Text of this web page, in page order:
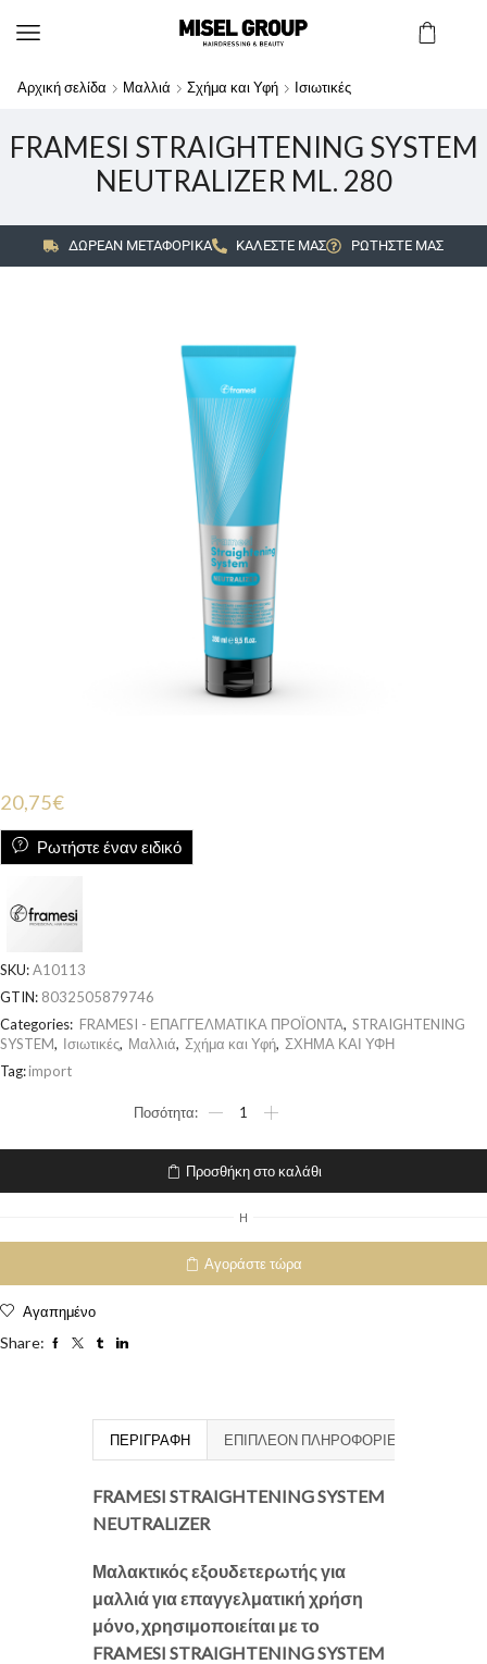
Αρχική σελίδα Μαλλιά Σχήμα και Υφή Ισιωτικές
FRAMESI STRAIGHTENING SYSTEM
NEUTRALIZER ML. 280
ΔΩΡΕΑΝ ΜΕΤΑΦΟΡΙΚΑ ΚΑΛΕΣΤΕ ΜΑΣ ΡΩΤΗΣΤΕ ΜΑΣ
20,75€
Ρωτήστε έναν ειδικό
SKU:A10113
GTIN: 8032505879746
Categories: FRAMESI - ΕΠΑΓΓΕΛΜΑΤΙΚΑ ΠΡΟΪΟΝΤΑ, STRAIGHTENING
SYSTEM, Ισιωτικές, Μαλλιά, Σχήμα και Υφή, ΣΧΗΜΑ ΚΑΙ ΥΦΗ
Tag:import
Προσθήκη στο καλάθι
H
Αγοράστε τώρα
Αγαπημένο
Share:
ΠΕΡΙΓΡΑΦΉ ΕΠΙΠΛΈΟΝ ΠΛΗΡΟΦΟΡΊΕΣ
FRAMESI STRAIGHTENING SYSTEM
NEUTRALIZER
Μαλακτικός εξουδετερωτής για
μαλλιά για επαγγελματική χρήση
μόνο, χρησιμοποιείται με το
FRAMESI STRAIGHTENING SYSTEM